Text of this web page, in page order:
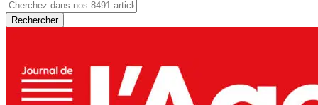
Rechercher